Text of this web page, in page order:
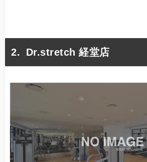
Dr.stretch 経堂店